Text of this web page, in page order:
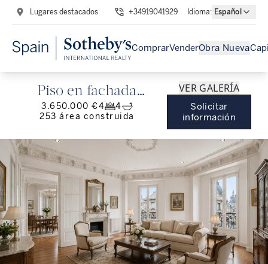
Lugares destacados +34919041929 Idioma: Español
ComprarVenderObra Nueva
Piso en fachada
emblemática de Gran
3.650.000 €4
4
253 área construida
VER GALERÍA
Solicitar
información